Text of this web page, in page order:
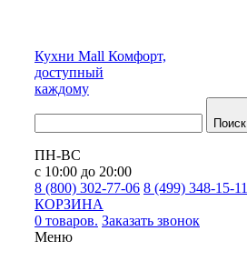
Кухни Mall Комфорт,
доступный
каждому
Поиск
ПН-ВС
с 10:00 до 20:00
8 (800) 302-77-06 8 (499) 348-15-11
КОРЗИНА
0 товаров. Заказать звонок
Меню